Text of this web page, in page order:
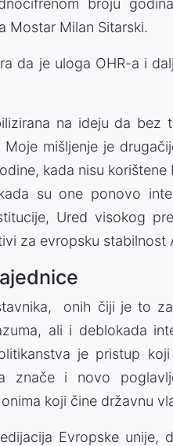
Mostar Milan Sitarski.
da je uloga OHR-a i
na ideju da bez
mišljenje je
kada nisu
su one ponovo
Ured visokog
za evropsku stabilnost
onih čiji je to
ali i deblokada
je pristup
znače i novo
koji čine državnu
Evropske unije,